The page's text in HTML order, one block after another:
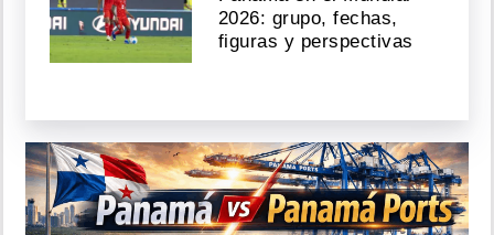
2026: grupo, fechas,
figuras y perspectivas